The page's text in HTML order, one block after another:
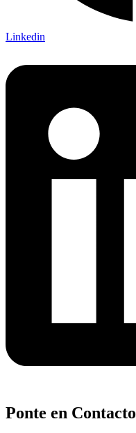
Linkedin
Ponte en Contacto